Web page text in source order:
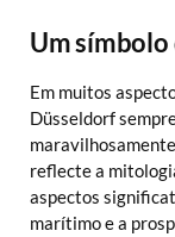
Um
Em muitos
Düsseldorf
reflecte a
aspectos
marítimo e a